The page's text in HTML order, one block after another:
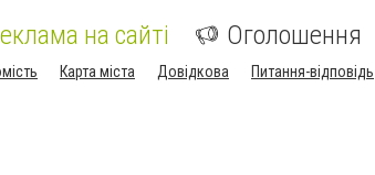
на сайті Оголошення
Карта міста Довідкова Питання-відповідь